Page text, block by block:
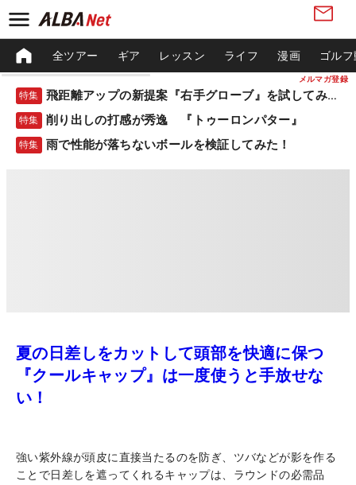
メルマガ登録
全ツアー ギア レッスン ライフ 漫画 ゴル
特集 飛距離アップの新提案『右手グローブ』を試してみた！
特集 削り出しの打感が秀逸 『トゥーロンパター』
特集 雨で性能が落ちないボールを検証してみた！
夏の日差しをカットして頭部を快適に保つ
『クールキャップ』は一度使うと手放せな
い！
強い紫外線が頭皮に直接当たるのを防ぎ、ツバなどが影を作る
ことで日差しを遮ってくれるキャップは、ラウンドの必需品